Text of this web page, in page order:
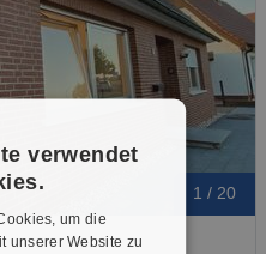
1 / 20
verwendet
um die
unserer Website zu